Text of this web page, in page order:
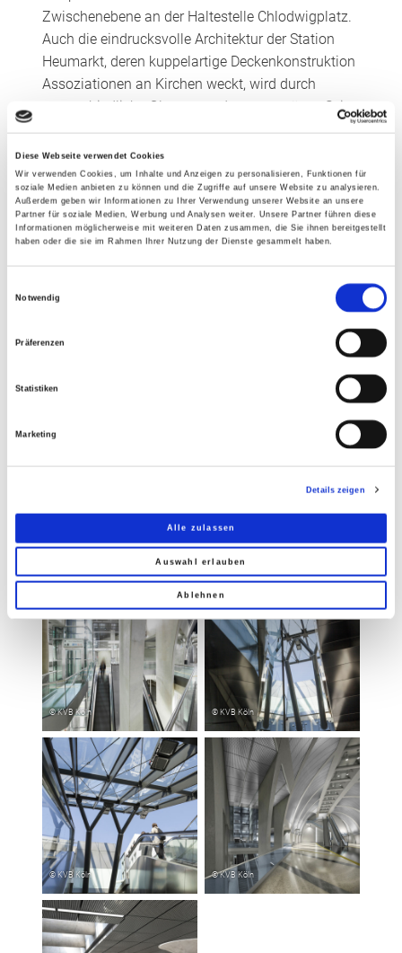
Diese Webseite verwendet Cookies
Wir verwenden Cookies, um Inhalte und Anzeigen zu personalisieren, Funktionen für
soziale Medien anbieten zu können und die Zugriffe auf unsere Website zu analysieren.
Außerdem geben wir Informationen zu Ihrer Verwendung unserer Website an unsere
Partner für soziale Medien, Werbung und Analysen weiter. Unsere Partner führen diese
Informationen möglicherweise mit weiteren Daten zusammen, die Sie ihnen bereitgestellt
haben oder die sie im Rahmen Ihrer Nutzung der Dienste gesammelt haben.
Notwendig
Präferenzen
Statistiken
Marketing
Details zeigen
Alle zulassen
Auswahl erlauben
Ablehnen
Zwischenebene an der Haltestelle Chlodwigplatz.
Auch die eindrucksvolle Architektur der Station
Heumarkt, deren kuppelartige Deckenkonstruktion
Assoziationen an Kirchen weckt, wird durch
unterschiedliche Glasanwendungen ergänzt: Seien
es Geländer oder beleuchtete Glaswände am
Nord- und Südeingang. Größtmögliche
Transparenz bieten auch die verglasten
Überdachungen der U-Bahneingänge. Das Team
um den Niederlassungsleiter von Saint-Gobain
Glassolutions Köln, Frank Tacke, fertigte zudem
den Glasfußboden der Haltestelle Severinstraße
und die futuristischen Pyramideneingänge, deren
sichtbare Konstruktionselemente Technik und